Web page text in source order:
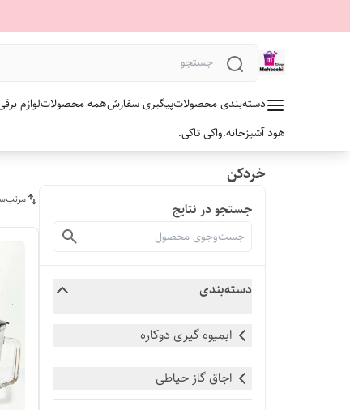
دسته‌بندی محصولاتپیگیری سفارشهمه محصولاتلوازم
هود آشپزخانه.واکی تاکی.
خردکن
جستجو در نتایج
دسته‌بندی
ابمیوه گیری دوکاره
اجاق گاز حیاطی